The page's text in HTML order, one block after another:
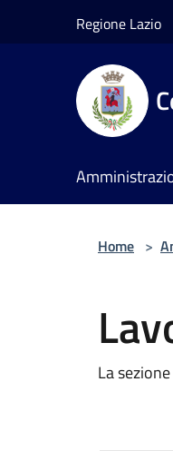
Regione Lazio
Home >
La